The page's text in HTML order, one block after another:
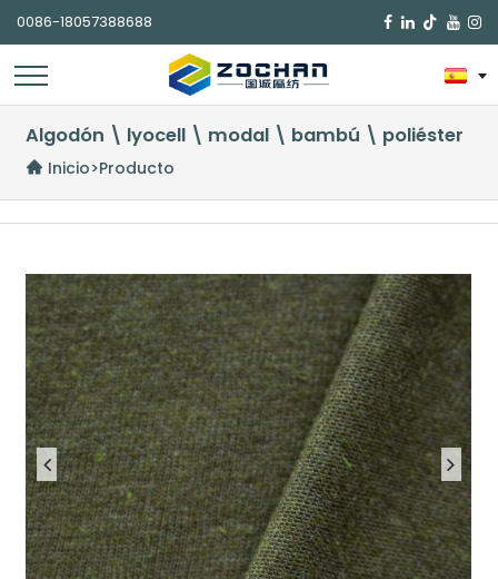
0086-18057388688 
Algodón \ lyocell \ modal \ bambú \ poliéster
Inicio>Producto